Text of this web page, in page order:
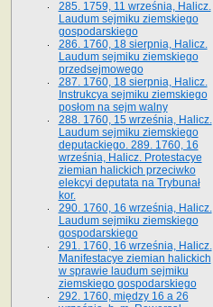
285. 1759, 11 września, Halicz.
Laudum sejmiku ziemskiego
gospodarskiego
286. 1760, 18 sierpnia, Halicz.
Laudum sejmiku ziemskiego
przedsejmowego
287. 1760, 18 sierpnia, Halicz.
Instrukcya sejmiku ziemskiego
posłom na sejm walny
288. 1760, 15 września, Halicz.
Laudum sejmiku ziemskiego
deputackiego. 289. 1760, 16
września, Halicz. Protestacye
ziemian halickich przeciwko
elekcyi deputata na Trybunał
kor.
290. 1760, 16 września, Halicz.
Laudum sejmiku ziemskiego
gospodarskiego
291. 1760, 16 września, Halicz.
Manifestacye ziemian halickich
w sprawie laudum sejmiku
ziemskiego gospodarskiego
292. 1760, między 16 a 26